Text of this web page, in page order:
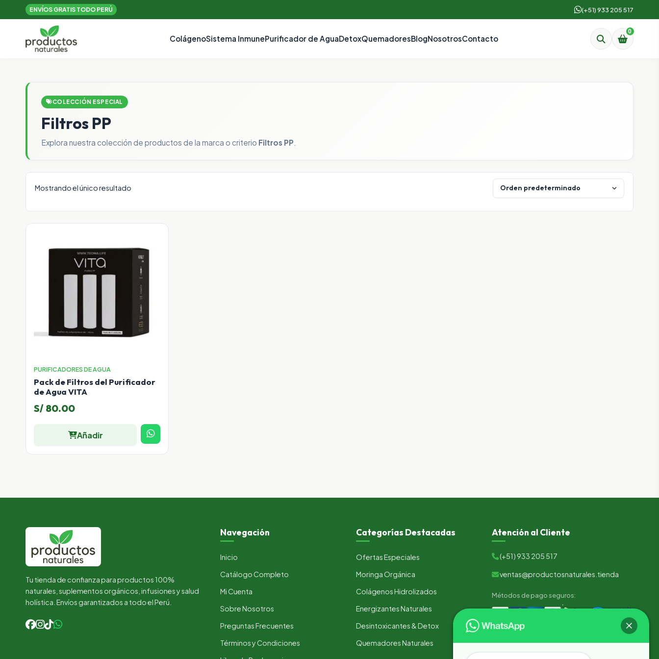
ENVÍOS GRATIS TODO PERÚ (+51) 933 205 517
ColágenoSistema InmunePurificador de AguaDetoxQuemadoresBlogNosotrosContacto
0
COLECCIÓN ESPECIAL
Filtros PP
Explora nuestra colección de productos de la marca o criterio Filtros PP
Mostrando el único resultado
PURIFICADORES DE AGUA
Pack de Filtros del Purificador
de Agua VITA
S/ 80.00
Añadir
Tu tienda de confianza para productos 100%
naturales, suplementos orgánicos, infusiones y salud
holística. Envíos garantizados a todo el Perú.
Navegación
Inicio
Catálogo Completo
Mi Cuenta
Sobre Nosotros
Preguntas Frecuentes
Términos y Condiciones
Categorías Destacadas
Ofertas Especiales
Moringa Orgánica
Colágenos Hidrolizados
Energizantes Naturales
Desintoxicantes & Detox
Quemadores Naturales
Atención al Cliente
(+51) 933 205 517
ventas@productosnaturales.tienda
Métodos de pago seguros: